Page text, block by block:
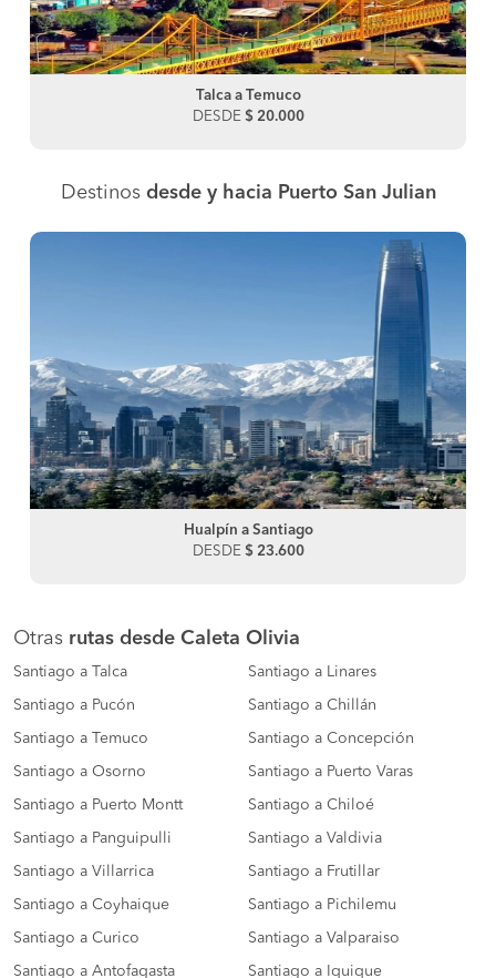
Talca a Temuco
DESDE $ 20.000
Destinos desde y hacia Puerto San Julian
Hualpín a Santiago
DESDE $ 23.600
Otras rutas desde Caleta Olivia
Santiago a Talca Santiago a Linares
Santiago a Pucón Santiago a Chillán
Santiago a Temuco Santiago a Concepción
Santiago a Osorno Santiago a Puerto Varas
Santiago a Puerto Montt Santiago a Chiloé
Santiago a Panguipulli Santiago a Valdivia
Santiago a Villarrica Santiago a Frutillar
Santiago a Coyhaique Santiago a Pichilemu
Santiago a Curico Santiago a Valparaiso
Santiago a Antofagasta Santiago a Iquique